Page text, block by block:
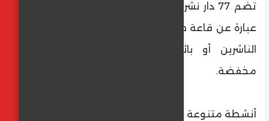
تضم 77 دار نشر علاوة على سور الأزبكية، الذي
عبارة عن قاعة ضخمة للغاية بها عدد كبير من
الناشرين أو بائعي الكتب القديمة بأسعار
مخفضة.
أنشطة متنوعة بالمعرض